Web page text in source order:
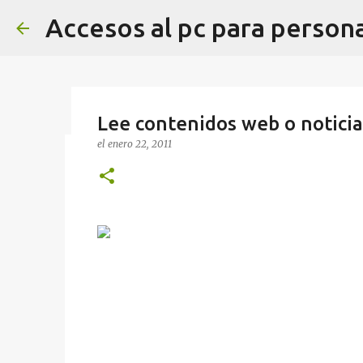
Accesos al pc para
Tablero de fiestas de
Tablero de comunicación sobre las fiestas de
Lee contenidos web o
el enero 22, 2011